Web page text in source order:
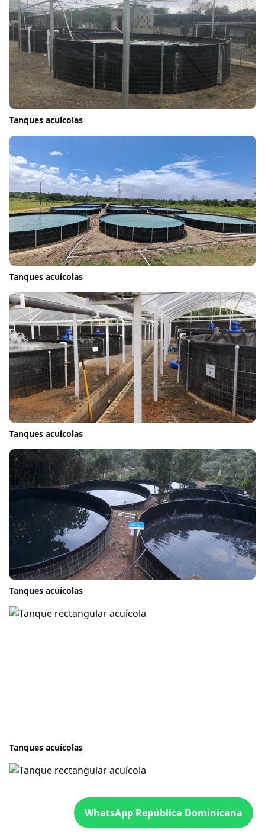
Tanques acuícolas
Tanques acuícolas
Tanques acuícolas
Tanques acuícolas
Tanques acuícolas
WhatsApp República Dominicana